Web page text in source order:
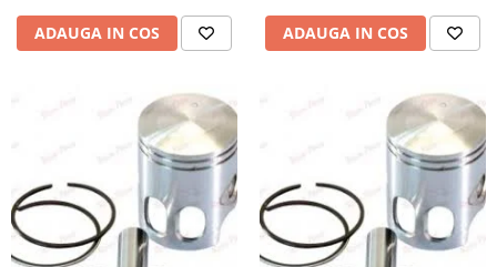
Echipament Impermeabil
Protectii Coloana
Protectii Corp
Protectii Gat
ADAUGA IN COS ADAUGA IN COS